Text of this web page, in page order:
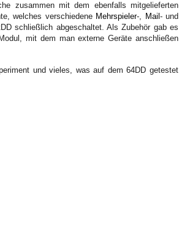
zusammen mit dem ebenfalls mitgelieferten
welches verschiedene Mehrspieler-, Mail - und
schließlich abgeschaltet. Als Zubehör gab es
mit dem man externe Geräte anschließen
und vieles, was auf dem 64DD getestet